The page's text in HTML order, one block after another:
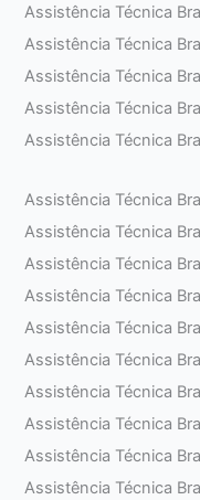
Assistência Técnica
Assistência Técnica
Assistência Técnica
Assistência Técnica
Assistência Técnica
Assistência Técnica
Assistência Técnica
Assistência Técnica
Assistência Técnica
Assistência Técnica
Assistência Técnica
Assistência Técnica
Assistência Técnica
Assistência Técnica
Assistência Técnica